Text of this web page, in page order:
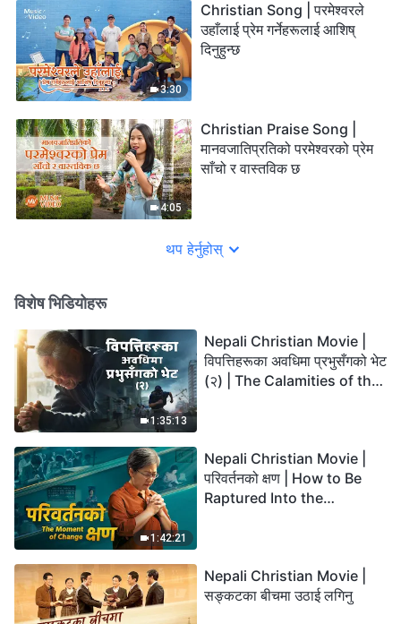
3:30
Christian Song | परमेश्‍वरले
उहाँलाई प्रेम गर्नेहरूलाई आशिष्
दिनुहुन्छ
4:05
Christian Praise Song |
मानवजातिप्रतिको परमेश्‍वरको प्रेम
साँचो र वास्तविक छ
थप हेर्नुहोस्
विशेष भिडियोहरू
1:35:13
Nepali Christian Movie |
विपत्तिहरूका अवधिमा प्रभुसँगको भेट
(२) | The Calamities of the
1:42:21
Nepali Christian Movie |
परिवर्तनको क्षण | How to Be
Raptured Into the
Nepali Christian Movie |
सङ्कटका बीचमा उठाई लगिनु